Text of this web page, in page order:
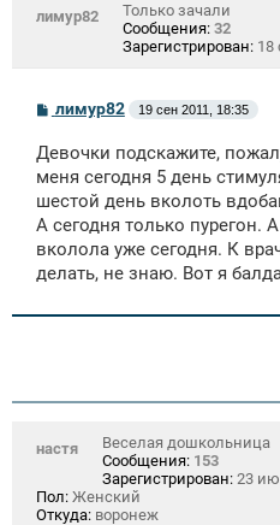
лимур82
Только зачали
Сообщения: 32
Зарегистрирован: 18
С
б
щ
н
и
лимур82 19 сен 2011, 18:35
Девочки подскажите,
меня сегодня 5 день
шестой день вколоть
А сегодня только пурегон.
вколола уже сегодня. К
делать, не знаю. Вот я
настя
Веселая дошкольница
Сообщения: 153
Зарегистрирован: 23
Пол: Женский
Откуда: воронеж